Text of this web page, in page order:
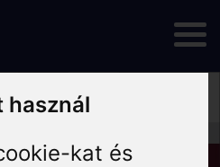
használ
kat és